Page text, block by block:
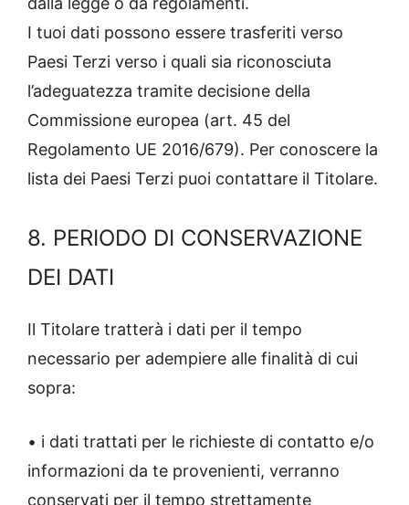
I tuoi dati possono essere trasferiti verso
Paesi Terzi verso i quali sia riconosciuta
l’adeguatezza tramite decisione della
Commissione europea (art. 45 del
Regolamento UE 2016/679). Per conoscere la
lista dei Paesi Terzi puoi contattare il Titolare.
8. PERIODO DI CONSERVAZIONE
DEI DATI
Il Titolare tratterà i dati per il tempo
necessario per adempiere alle finalità di cui
sopra:
• i dati trattati per le richieste di contatto e/o
informazioni da te provenienti, verranno
conservati per il tempo strettamente